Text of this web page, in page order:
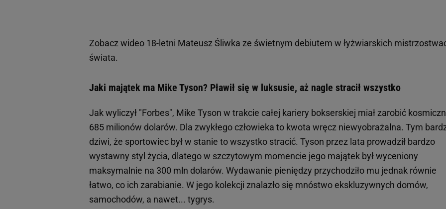
Zobacz wideo 18-letni Mateusz Śliwka ze świetnym debiutem w łyżwiarskich
świata.
Jaki majątek ma Mike Tyson? Pławił się w luksusie, aż nagle stracił wszystko
Jak wyliczył "Forbes", Mike Tyson w trakcie całej kariery bokserskiej miał zarobić
685 milionów dolarów. Dla zwykłego człowieka to kwota wręcz niewyobrażalna. Tym
dziwi, że sportowiec był w stanie to wszystko stracić. Tyson przez lata prowadził bardzo
wystawny styl życia, dlatego w szczytowym momencie jego majątek był wyceniony
maksymalnie na 300 mln dolarów. Wydawanie pieniędzy przychodziło mu jednak równie
łatwo, co ich zarabianie. W jego kolekcji znalazło się mnóstwo ekskluzywnych domów,
samochodów, a nawet... tygrys.